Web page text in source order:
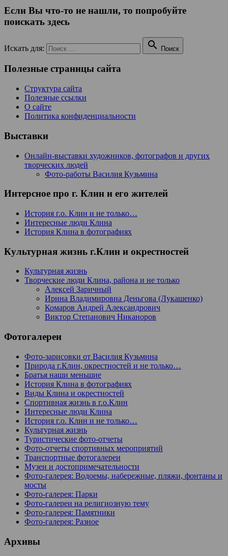
Если Вы что-то не нашли, то попробуйте
поискать здесь
Искать для:  Поиск
Полезные страницы сайта
Структура сайта
Полезные ссылки
О сайте
Политика конфиденциальности
Выставки
Онлайн-выставки художников, фотографов и других
творческих людей
Фото-работы Василия Кузьмина
Интерсное про г. Клин и его жителей
История г.о. Клин и не только…
Интересные люди Клина
История Клина в фотографиях
Культурная жизнь г.Клин и окрестностей
Культурная жизнь
Творческие люди Клина, района и не только
Алексей Заричный
Ирина Владимировна Деньгова (Лукашенко)
Комаров Андрей Александрович
Виктор Степанович Никаноров
Фотогалереи
Фото-зарисовки от Василия Кузьмина
Природа г.Клин, окрестностей и не только…
Братья наши меньшие
История Клина в фотографиях
Виды Клина и окрестностей
Спортивная жизнь в г.о.Клин
Интересные люди Клина
История г.о. Клин и не только…
Культурная жизнь
Туристические фото-отчеты
Фото-отчеты спортивных мероприятий
Транспортные фотогалереи
Музеи и достопримечательности
Фото-галерея: Водоемы, набережные, пляжи, фонтаны и
мосты
Фото-галерея: Парки
Фото-галереи на религиозную тему
Фото-галерея: Памятники
Фото-галерея: Разное
Архивы